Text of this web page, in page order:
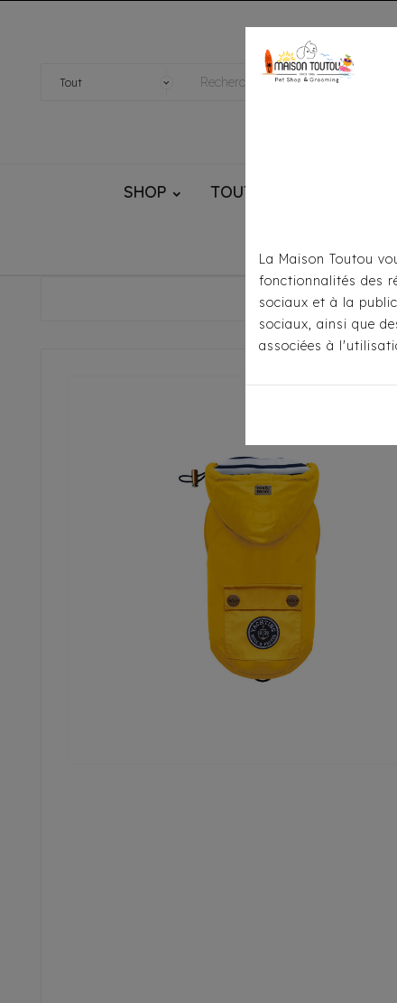
SHOP TOUTOU® HANDMADE
Accueil
La Maison Toutou
fonctionnalités des
sociaux et à la
sociaux, ainsi que
associées à